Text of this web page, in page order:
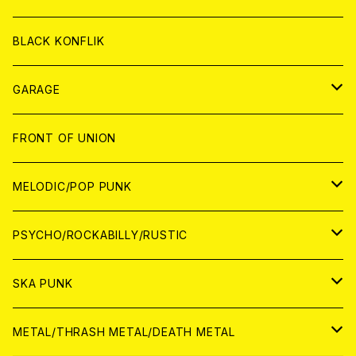
ANALOG
ANALOG
CD
ANALOG
BLACK KONFLIK
GARAGE
JAPAN
アナログ
CD
WORLD
アナログ
CD
FRONT OF UNION
MELODIC/POP PUNK
JAPAN
CD
ANALOG
WORLD
CD
PSYCHO/ROCKABILLY/RUSTIC
JAPAN
CD
WORLD
SKA PUNK
JAPAN
METAL/THRASH METAL/DEATH METAL